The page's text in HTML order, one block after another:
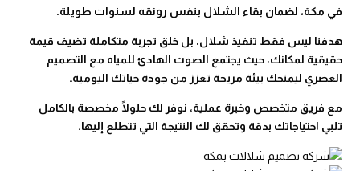
في مكة، لضمان بقاء الشلال بنفس رونقه لسنوات طويلة.
هدفنا ليس فقط تنفيذ شلال، بل خلق تجربة متكاملة تضيف قيمة
حقيقية لمكانك، حيث يجتمع الصوت الهادئ للمياه مع التصميم
العصري ليمنحك بيئة مريحة تعزز من جودة حياتك اليومية.
مع فريق متخصص وخبرة عملية، نوفر لك حلولًا مخصصة بالكامل
تلبي احتياجاتك بدقة وتحقق لك النتيجة التي تتطلع إليها.